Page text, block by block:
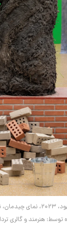
قالبی برای یک سازه‌ی
ارائه‌شده توسط: هنرمند و